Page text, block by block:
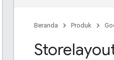
Beranda Produk